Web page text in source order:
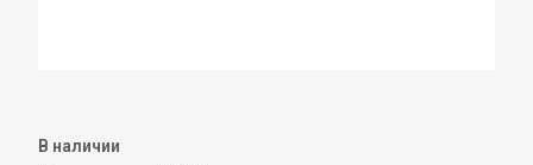
В наличии